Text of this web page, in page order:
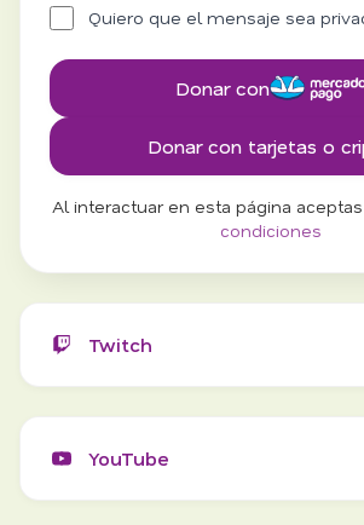
Quiero que el mensaje sea
Donar con
Donar con tarjetas o
Al interactuar en esta página
condiciones
Twitch
YouTube